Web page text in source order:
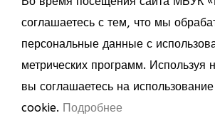
соглашаетесь с тем, что мы
персональные данные с
метрических программ. Используя
вы соглашаетесь на
cookie. Подробнее